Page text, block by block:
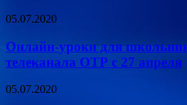
05.07.2020
Онлайн-уроки для
телеканала ОТР с 27 апреля
05.07.2020